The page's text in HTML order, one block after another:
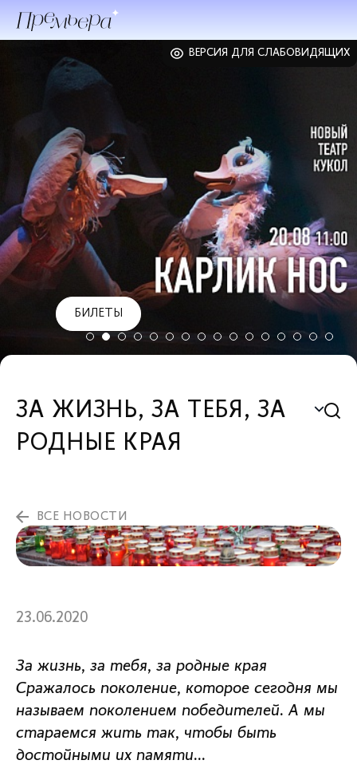
ВЕРСИЯ ДЛЯ СЛАБОВИДЯЩИХ
БИЛЕТЫ
ЗА ЖИЗНЬ, ЗА ТЕБЯ, ЗА
РОДНЫЕ КРАЯ
ВСЕ НОВОСТИ
23.06.2020
За жизнь, за тебя, за родные края
Сражалось поколение, которое сегодня мы
называем поколением победителей. А мы
стараемся жить так, чтобы быть
достойными их памяти...